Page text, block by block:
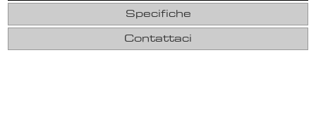
Specifiche
Contattaci